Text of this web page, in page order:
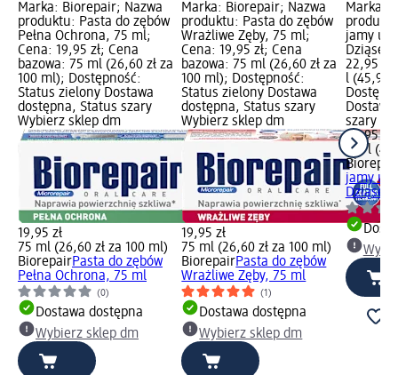
Marka: Biorepair; Nazwa
produktu: Pasta do zębów
Pełna Ochrona, 75 ml;
Cena: 19,95 zł; Cena
bazowa: 75 ml (26,60 zł za
100 ml); Dostępność:
Status zielony Dostawa
dostępna, Status szary
Wybierz sklep dm
19,95 zł
75 ml (26,60 zł za 100 ml)
BiorepairPasta do zębów
Pełna Ochrona, 75 ml
(0)
Dostawa dostępna
Wybierz sklep dm
Marka: Biorepair; Nazwa
produktu: Pasta do zębów
Wrażliwe Zęby, 75 ml;
Cena: 19,95 zł; Cena
bazowa: 75 ml (26,60 zł za
100 ml); Dostępność:
Status zielony Dostawa
dostępna, Status szary
Wybierz sklep dm
19,95 zł
75 ml (26,60 zł za 100 ml)
BiorepairPasta do zębów
Wrażliwe Zęby, 75 ml
(1)
Dostawa dostępna
Wybierz sklep dm
Marka:
jamy
22,95
l (45,90
szary
22,95 zł
0,5 l
jamy